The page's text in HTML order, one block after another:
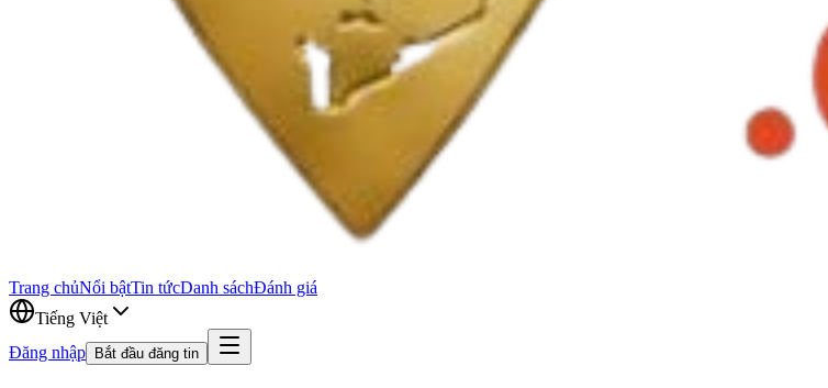
Trang chủNổi bậtTin tứcDanh sáchĐánh giá
Tiếng Việt
Đăng nhập
Bắt đầu đăng tin